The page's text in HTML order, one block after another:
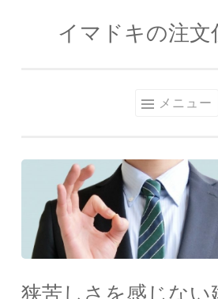
コンテンツへスキップ
イマドキの注文
メニュー
狭苦しさを感じない